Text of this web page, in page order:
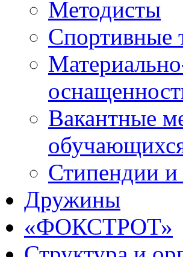
Методисты
Спортивные
Вакантные
Стипендии
Дружины
«ФОКСТРОТ»